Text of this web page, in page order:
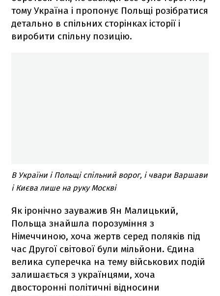
тому Україна і пропонує Польщі розібратися
детально в спільних сторінках історії і
виробити спільну позицію.
В України і Польщі спільний ворог, і чвари Варшави
і Києва лише на руку Москві
Як іронічно зауважив Ян Малицький,
Польща знайшла порозуміння з
Німеччиною, хоча жертв серед поляків під
час Другої світової були мільйони. Єдина
велика суперечка на тему військових подій
залишається з українцями, хоча
двосторонні політичні відносини